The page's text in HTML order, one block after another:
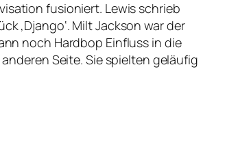
fusioniert. Lewis schrieb
‚Django‘. Milt Jackson war der
noch Hardbop Einfluss in die
Seite. Sie spielten geläufig